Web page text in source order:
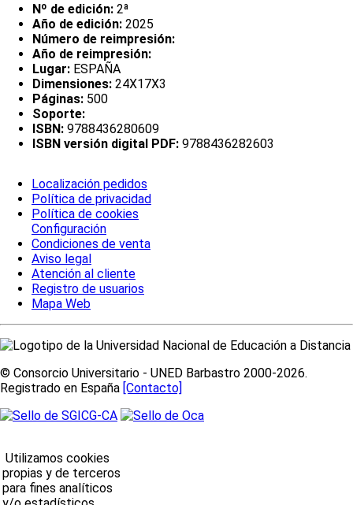
Nº de edición: 2ª
Año de edición: 2025
Número de reimpresión:
Año de reimpresión:
Lugar: ESPAÑA
Dimensiones: 24X17X3
Páginas: 500
Soporte:
ISBN: 9788436280609
ISBN versión digital PDF: 9788436282603
Localización pedidos
Política de privacidad
Política de cookies
Configuración
Condiciones de venta
Aviso legal
Atención al cliente
Registro de usuarios
Mapa Web
© Consorcio Universitario - UNED Barbastro 2000-2026.
Registrado en España [Contacto]
Utilizamos cookies
propias y de terceros
para fines analíticos